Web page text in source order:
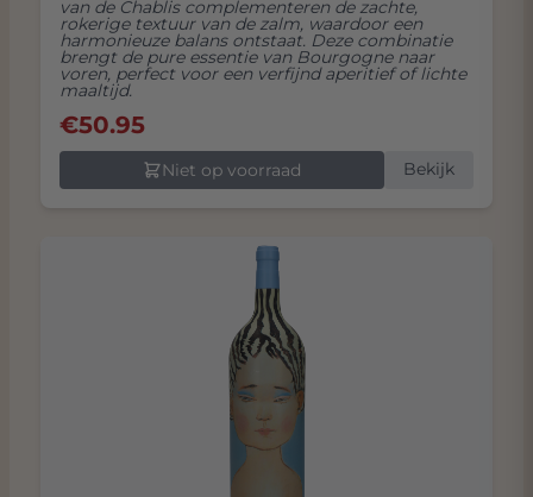
van de Chablis complementeren de zachte,
rokerige textuur van de zalm, waardoor een
harmonieuze balans ontstaat. Deze combinatie
brengt de pure essentie van Bourgogne naar
voren, perfect voor een verfijnd aperitief of lichte
maaltijd.
€50.95
Niet op voorraad Bekijk